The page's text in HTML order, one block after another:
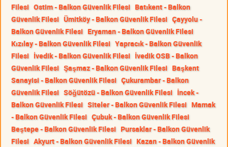
Filesi Ostim - Balkon Güvenlik Filesi Batıkent - Balkon
Güvenlik Filesi Ümitköy - Balkon Güvenlik Filesi Çayyolu -
Balkon Güvenlik Filesi Eryaman - Balkon Güvenlik Filesi
Kızılay - Balkon Güvenlik Filesi Yapracık - Balkon Güvenlik
Filesi İvedik - Balkon Güvenlik Filesi İvedik OSB - Balkon
Güvenlik Filesi Şaşmaz - Balkon Güvenlik Filesi Başkent
Sanayisi - Balkon Güvenlik Filesi Çukurambar - Balkon
Güvenlik Filesi Söğütözü - Balkon Güvenlik Filesi İncek -
Balkon Güvenlik Filesi Siteler - Balkon Güvenlik Filesi Mamak
- Balkon Güvenlik Filesi Çubuk - Balkon Güvenlik Filesi
Beştepe - Balkon Güvenlik Filesi Pursaklar - Balkon Güvenlik
Filesi Akyurt - Balkon Güvenlik Filesi Kazan - Balkon Güvenlik